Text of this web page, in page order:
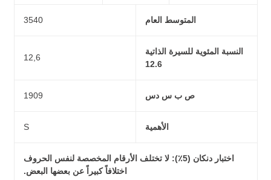
المتوسط العام 3540
النسبة المئوية للسيرة الذاتية
12.6
12,6
ص ب س دس 1909
الأهمية S
اختبار دنكان (5٪): لا تختلف الأرقام المخصصة لنفس الحروف
اختلافاً كبيراً عن بعضها البعض.